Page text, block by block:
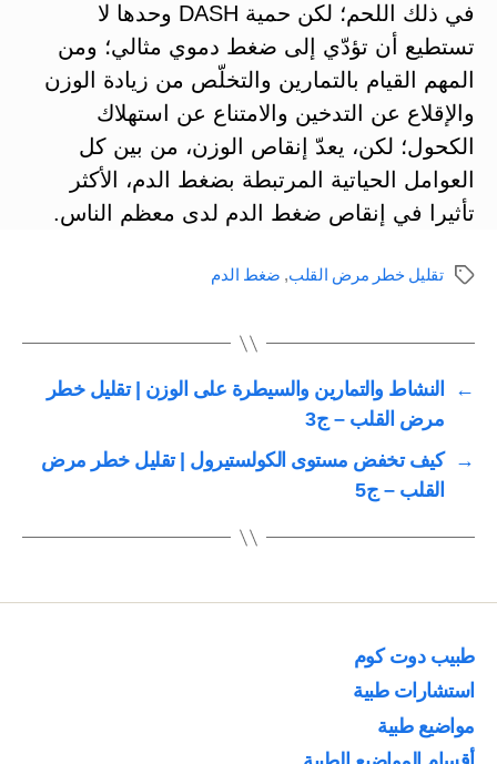
في ذلك اللحم؛ لكن حمية DASH وحدها لا
تستطيع أن تؤدّي إلى ضغط دموي مثالي؛ ومن
المهم القيام بالتمارين والتخلّص من زيادة الوزن
والإقلاع عن التدخين والامتناع عن استهلاك
الكحول؛ لكن، يعدّ إنقاص الوزن، من بين كل
العوامل الحياتية المرتبطة بضغط الدم، الأكثر
تأثيرا في إنقاص ضغط الدم لدى معظم الناس.
الوسومتقليل خطر مرض القلب, ضغط الدم
←
النشاط والتمارين والسيطرة على الوزن | تقليل خطر
مرض القلب – ج3
→
كيف تخفض مستوى الكولستيرول | تقليل خطر مرض
القلب – ج5
طبيب دوت كوم
استشارات طبية
مواضيع طبية